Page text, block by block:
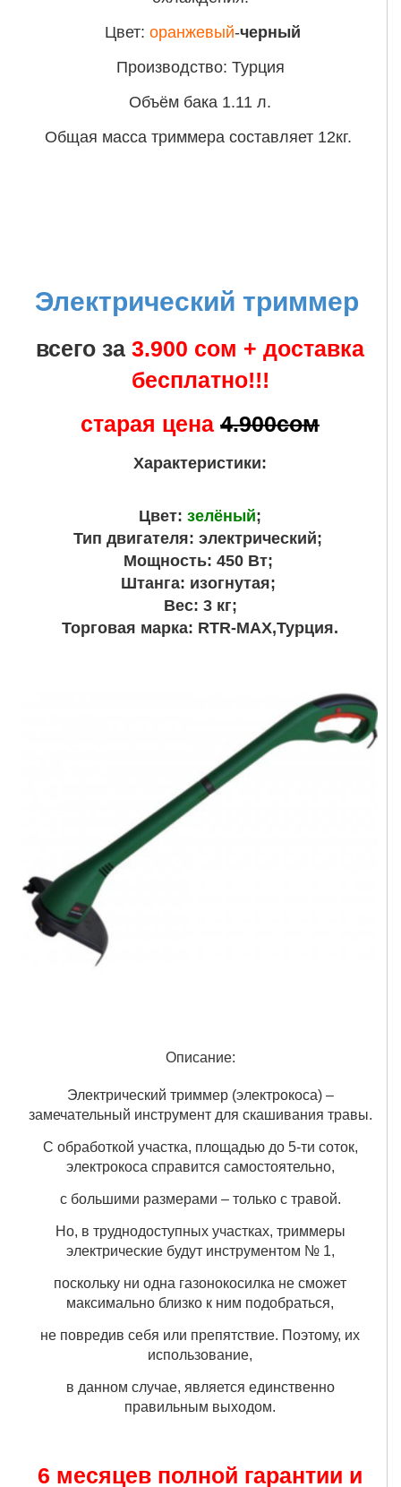
Цвет: оранжевый-черный
Производство: Турция
Объём бака 1.11 л.
Общая масса триммера составляет 12кг.
Электрический триммер
всего за 3.900 сом + доставка
бесплатно!!!
старая цена 4.900сом
Характеристики:
Цвет: зелёный;
Тип двигателя: электрический;
Мощность: 450 Вт;
Штанга: изогнутая;
Вес: 3 кг;
Торговая марка: RTR-MAX,Турция.
Описание:
Электрический триммер (электрокоса) –
замечательный инструмент для скашивания травы.
С обработкой участка, площадью до 5-ти соток,
электрокоса справится самостоятельно,
с большими размерами – только с травой.
Но, в труднодоступных участках, триммеры
электрические будут инструментом № 1,
поскольку ни одна газонокосилка не сможет
максимально близко к ним подобраться,
не повредив себя или препятствие. Поэтому, их
использование,
в данном случае, является единственно
правильным выходом.
6 месяцев полной гарантии и